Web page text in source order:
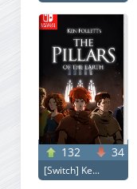
132 34
[Switch] Ke...